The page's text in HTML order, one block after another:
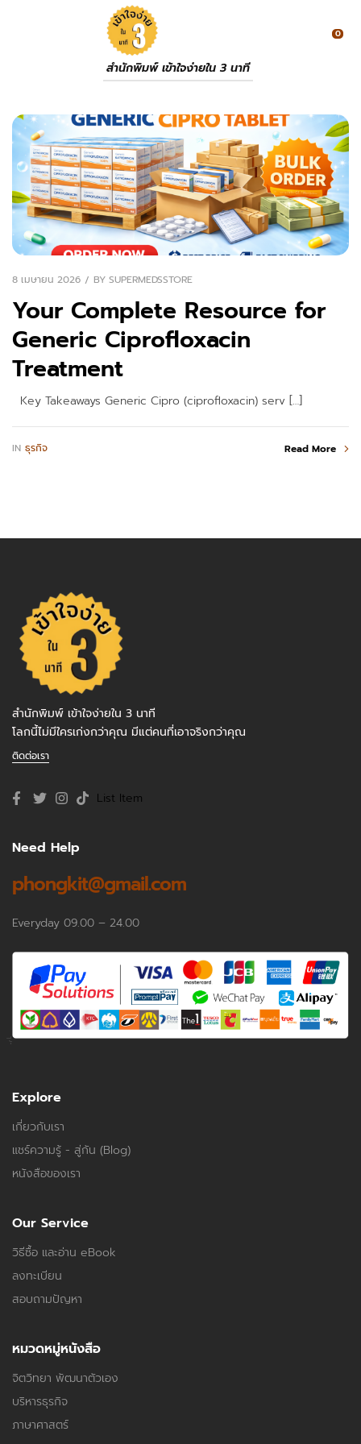
สำนักพิมพ์ เข้าใจง่ายใน 3 นาที
0
8 เมษายน 2026 BY SUPERMEDSSTORE
Your Complete Resource for
Generic Ciprofloxacin
Treatment
Key Takeaways Generic Cipro (ciprofloxacin) serv […]
IN ธุรกิจ Read More
สำนักพิมพ์ เข้าใจง่ายใน 3 นาที
โลกนี้ไม่มีใครเก่งกว่าคุณ มีแต่คนที่เอาจริงกว่าคุณ
ติดต่อเรา
List Item
Need Help
phongkit@gmail.com
Everyday 09.00 – 24.00
Explore
เกี่ยวกับเรา
แชร์ความรู้ - สู่กัน (Blog)
หนังสือของเรา
Our Service
วิธีซื้อ และอ่าน eBook
ลงทะเบียน
สอบถามปัญหา
หมวดหมู่หนังสือ
จิตวิทยา พัฒนาตัวเอง
บริหารธุรกิจ
ภาษาศาสตร์